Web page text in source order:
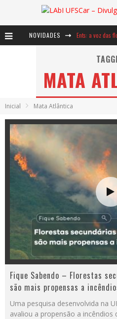
NOVIDADES Ents: a voz das
Notáveis: Bertha
MATA
Inicial Mata Atlântica
Fique Sabendo – Florestas
são mais propensas a
Uma pesquisa desenvolvida na
avaliou a propensão a